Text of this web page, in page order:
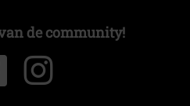
de community!